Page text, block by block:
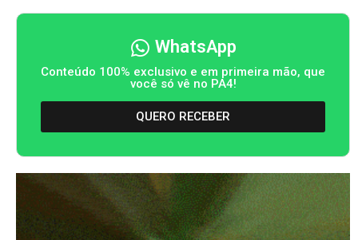
WhatsApp
Conteúdo 100% exclusivo e em primeira mão, que
você só vê no PA4!
QUERO RECEBER